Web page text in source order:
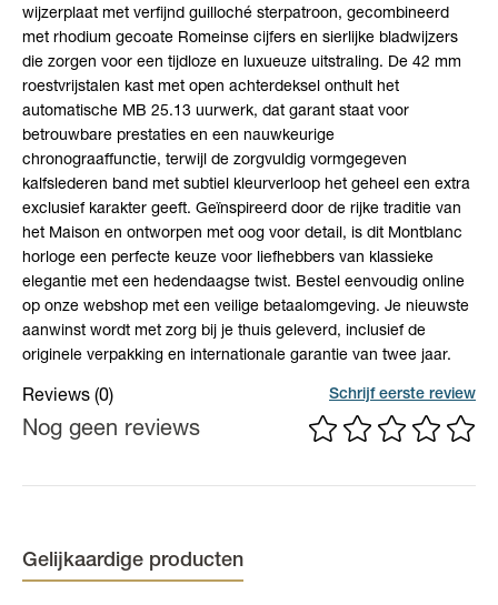
wijzerplaat met verfijnd guilloché sterpatroon, gecombineerd
met rhodium gecoate Romeinse cijfers en sierlijke bladwijzers
die zorgen voor een tijdloze en luxueuze uitstraling. De 42 mm
roestvrijstalen kast met open achterdeksel onthult het
automatische MB 25.13 uurwerk, dat garant staat voor
betrouwbare prestaties en een nauwkeurige
chronograaffunctie, terwijl de zorgvuldig vormgegeven
kalfslederen band met subtiel kleurverloop het geheel een extra
exclusief karakter geeft. Geïnspireerd door de rijke traditie van
het Maison en ontworpen met oog voor detail, is dit Montblanc
horloge een perfecte keuze voor liefhebbers van klassieke
elegantie met een hedendaagse twist. Bestel eenvoudig online
op onze webshop met een veilige betaalomgeving. Je nieuwste
aanwinst wordt met zorg bij je thuis geleverd, inclusief de
originele verpakking en internationale garantie van twee jaar.
Reviews (0) Schrijf eerste review
Nog geen reviews
Gelijkaardige producten